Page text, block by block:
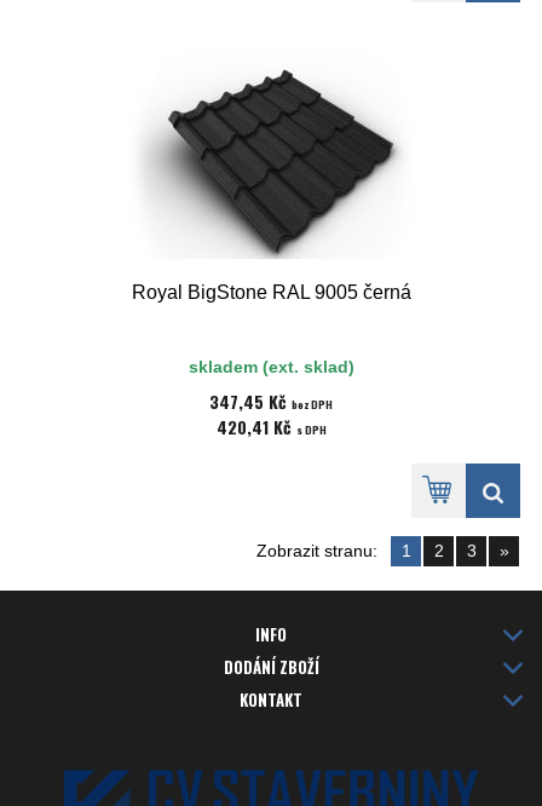
Royal BigStone RAL 9005 černá
skladem (ext. sklad)
347,45 Kč bez DPH
420,41 Kč s DPH
Zobrazit stranu: 1 2 3 »
INFO
DODÁNÍ ZBOŽÍ
KONTAKT